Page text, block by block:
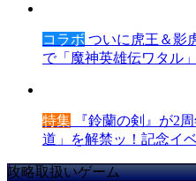
コラボ ついに虎王＆影
で「魔神英雄伝ワタル
特集 『鈴蘭の剣』が2
道」を解禁ッ！記念イ
攻略取扱いゲーム